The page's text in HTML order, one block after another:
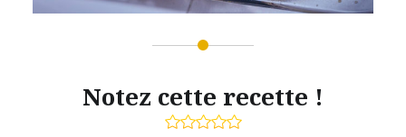
Notez cette recette !